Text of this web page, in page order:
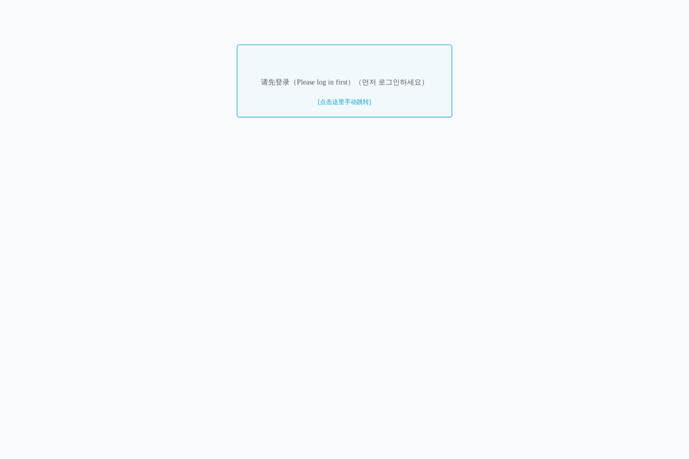
请先登录（Please log in first）（먼저 로그인하세요）
[点击这里手动跳转]